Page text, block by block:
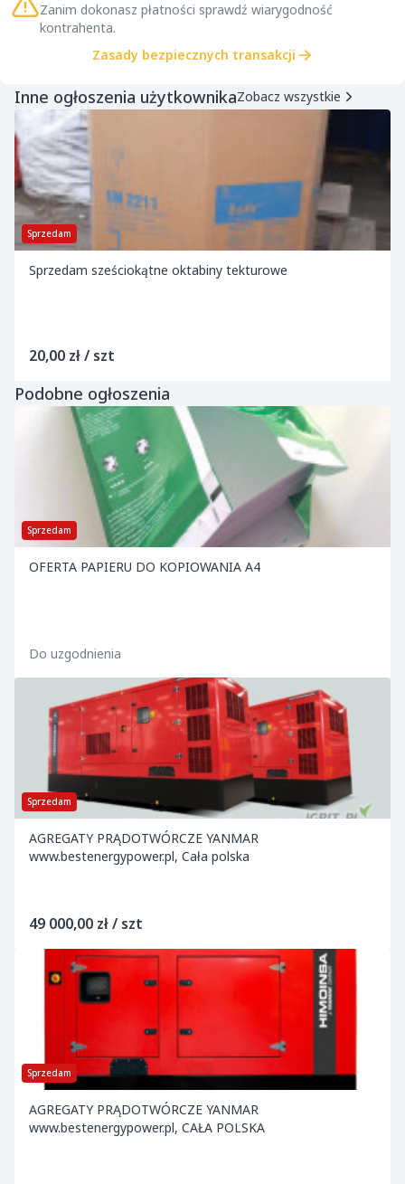
Zanim dokonasz płatności sprawdź wiarygodność
kontrahenta.
Zasady bezpiecznych transakcji
Inne ogłoszenia użytkownikaZobacz wszystkie
Sprzedam
Sprzedam sześciokątne oktabiny tekturowe
20,00 zł / szt
Podobne ogłoszenia
Sprzedam
OFERTA PAPIERU DO KOPIOWANIA A4
Do uzgodnienia
Sprzedam
AGREGATY PRĄDOTWÓRCZE YANMAR
www.bestenergypower.pl, Cała polska
49 000,00 zł / szt
Sprzedam
AGREGATY PRĄDOTWÓRCZE YANMAR
www.bestenergypower.pl, CAŁA POLSKA